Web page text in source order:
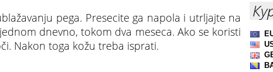
pega. Presecite ga napola i utrljajte na
dnevno, tokom dva meseca. Ako se koristi
Nakon toga kožu treba isprati.